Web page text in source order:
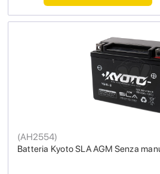
Batteria Kyoto SLA AGM Senza
(AH2554)